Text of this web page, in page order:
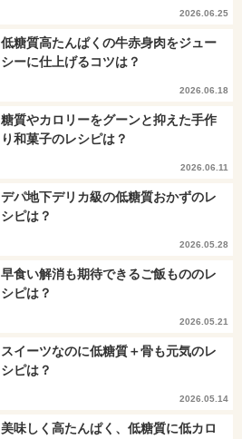
2026.06.25
低糖質高たんぱくの牛赤身肉をジュー
シーに仕上げるコツは？
2026.06.18
糖質やカロリーをグーンと抑えた手作
り和菓子のレシピは？
2026.06.11
デパ地下デリカ級の低糖質おかずのレ
シピは？
2026.05.28
早食い解消も期待できるご飯もののレ
シピは？
2026.05.21
スイーツなのに低糖質＋骨も元気のレ
シピは？
2026.05.14
美味しく高たんぱく、低糖質に低カロ